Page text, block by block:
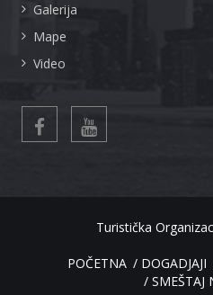
Galerija
Mape
Video
Turistička
POČETNA DOGADJAJI
SMEŠTAJ